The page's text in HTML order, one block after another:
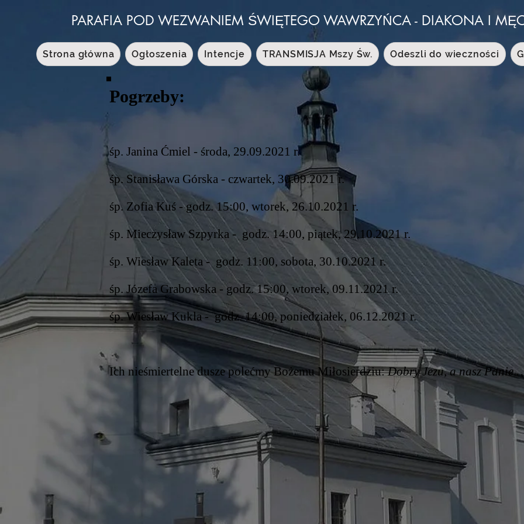
Strona główna Ogłoszenia Intencje TRANSMISJA Mszy Św. Odeszli do wieczności
Pogrzeby:
śp. Janina Ćmiel - środa, 29.09.2021 r.
śp. Stanisława Górska - czwartek, 30.09.2021 r.
śp. Zofia Kuś - godz. 15:00, wtorek, 26.10.2021 r.
śp. Mieczysław Szpyrka - godz. 14:00, piątek, 29.10.2021 r.
śp. Wiesław Kaleta - godz. 11:00, sobota, 30.10.2021 r.
śp. Józefa Grabowska - godz. 15:00, wtorek, 09.11.2021 r.
śp. Wiesław Kukla - godz. 14:00, poniedziałek, 06.12.2021 r.
Ich nieśmiertelne dusze polećmy Bożemu Miłosierdziu:Dobry Jezu, a nasz Panie
PARAFIA POD WEZWANIEM ŚWIĘTEGO WAWRZYŃCA - DIAKONA I